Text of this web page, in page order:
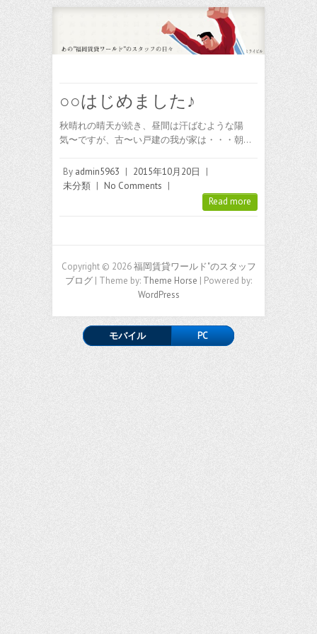
○○はじめました♪
秋晴れの晴天が続き、昼間は汗ばむような陽
気〜ですが、古〜い戸建の我が家は・・・朝…
By admin5963 | 2015年10月20日
|
未分類 | No Comments |
Read more
Copyright © 2026福岡賃貸ワールド"のスタッフ
ブログ | Theme by: Theme Horse | Powered by:
WordPress
モバイル PC